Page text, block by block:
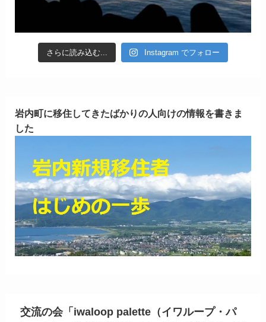
さらに読み込む... Instagram でフォロー
岩内町に移住してきたばかりの人向けの情報を書きま
した
交流の会「iwaloop palette（イワループ・パ